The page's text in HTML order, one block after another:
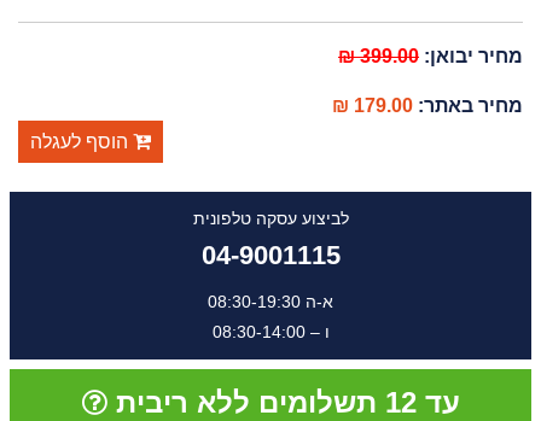
מחיר יבואן:399.00 ₪
מחיר באתר:179.00 ₪
הוסף לעגלה
לביצוע עסקה טלפונית
04-9001115
א-ה 08:30-19:30
ו – 08:30-14:00
עד 12 תשלומים ללא ריבית